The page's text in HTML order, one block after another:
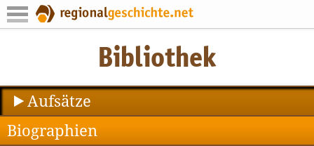
Aufsätze
Biographien